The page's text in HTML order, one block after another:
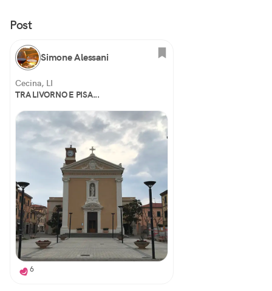
Post
Simone Alessani
Cecina, LI
TRA LIVORNO E PISA...
6